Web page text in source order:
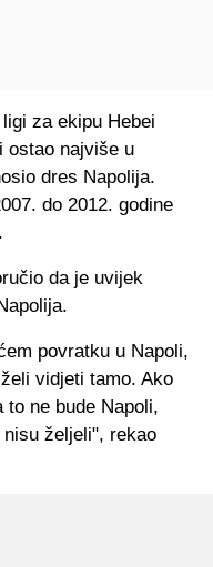
za ekipu Hebei
ostao najviše u
dres Napolija.
do 2012. godine
da je uvijek
povratku u Napoli,
vidjeti tamo. Ako
ne bude Napoli,
željeli", rekao